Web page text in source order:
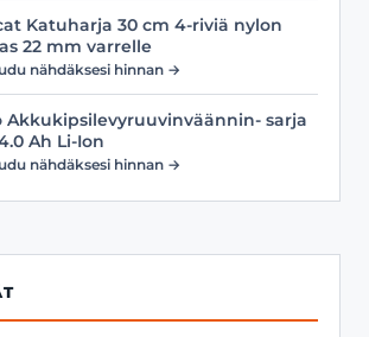
Katuharja 30 cm 4-riviä nylon
22 mm varrelle
nähdäksesi hinnan →
Akkukipsilevyruuvinväännin- sarja
Ah Li-Ion
nähdäksesi hinnan →